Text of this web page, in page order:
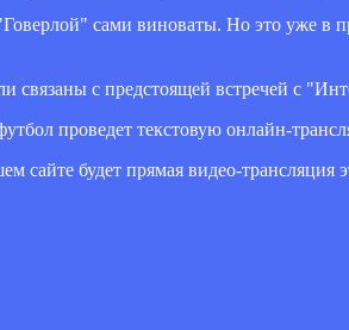
сами виноваты. Но это уже
связаны с предстоящей встречей с
проведет текстовую онлайн-
сайте будет прямая видео-трансляция